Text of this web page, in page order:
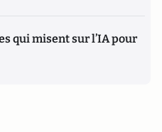
qui misent sur l’IA pour